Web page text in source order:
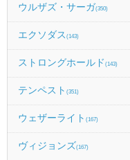
ウルザズ・サーガ(350)
エクソダス (143)
ストロングホールド (143)
テンペスト (351)
ウェザーライト (167)
ヴィジョンズ(167)